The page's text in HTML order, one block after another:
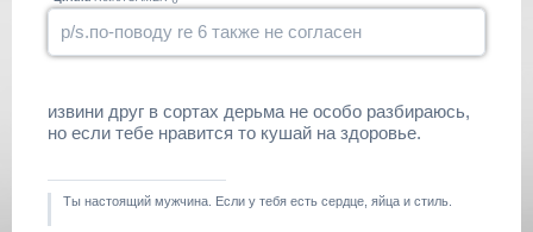
p/s.по-поводу re 6 также не согласен
извини друг в сортах дерьма не особо разбираюсь,
но если тебе нравится то кушай на здоровье.
Ты настоящий мужчина. Если у тебя есть сердце, яйца и стиль.